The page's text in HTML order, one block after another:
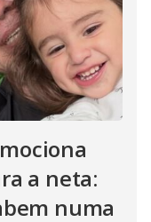
a neta:
numa